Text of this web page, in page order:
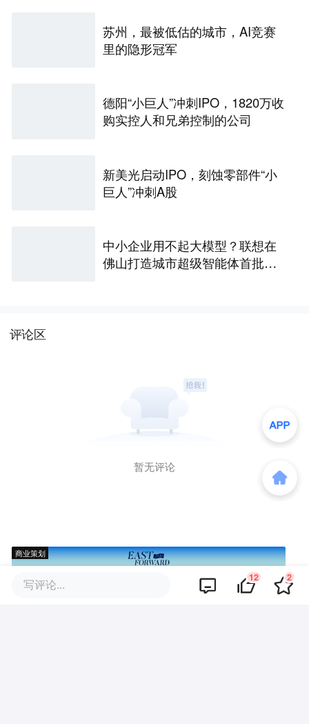
苏州，最被低估的城市，AI竞赛
里的隐形冠军
德阳“小巨人”冲刺IPO，1820万收
购实控人和兄弟控制的公司
新美光启动IPO，刻蚀零部件“小
巨人”冲刺A股
中小企业用不起大模型？联想在
佛山打造城市超级智能体首批产
评论区
暂无评论
商业策划
写评论... 12 2